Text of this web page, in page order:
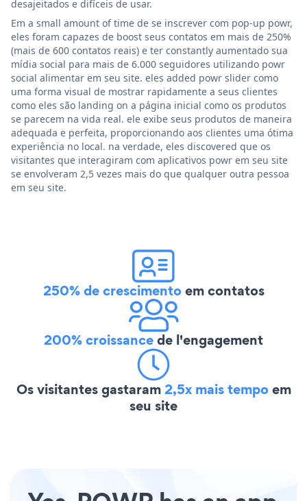
desajeitados e difíceis de usar.
Em a small amount of time de se inscrever com pop-up powr,
eles foram capazes de boost seus contatos em mais de 250%
(mais de 600 contatos reais) e ter constantly aumentado sua
mídia social para mais de 6.000 seguidores utilizando powr
social alimentar em seu site. eles added powr slider como
uma forma visual de mostrar rapidamente a seus clientes
como eles são landing on a página inicial como os produtos
se parecem na vida real. ele exibe seus produtos de maneira
adequada e perfeita, proporcionando aos clientes uma ótima
experiência no local. na verdade, eles discovered que os
visitantes que interagiram com aplicativos powr em seu site
se envolveram 2,5 vezes mais do que qualquer outra pessoa
em seu site.
250% de crescimentoem contatos
200% croissancede l'engagement
Os visitantes gastaram2,5x mais tempoem
seu site